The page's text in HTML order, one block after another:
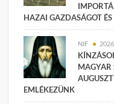
HAZAI GAZDASÁGOT
NIF
MAGYAR
EMLÉKEZÜNK